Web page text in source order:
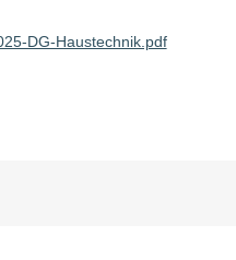
DG-Haustechnik.pdf